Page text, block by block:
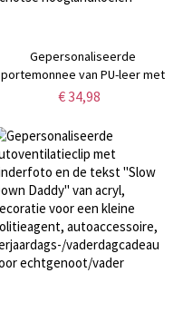
Gepersonaliseerde
portemonnee van PU-leer met
hartje en Schotse hooglandkoe-
met ritssluiting,
verjaardagscadeau voor
haar/moeder/liefhebber van
Schotse hooglandkoeien
€ 34,98